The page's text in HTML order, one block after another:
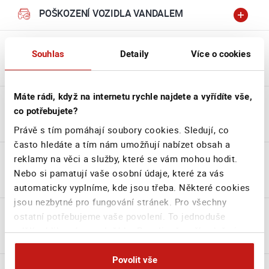
Souhlas Detaily Více o cookies
Máte rádi, když na internetu rychle najdete a vyřídíte vše,
co potřebujete?
Právě s tím pomáhají soubory cookies. Sledují, co
často hledáte a tím nám umožňují nabízet obsah a
reklamy na věci a služby, které se vám mohou hodit.
Nebo si pamatují vaše osobní údaje, které za vás
automaticky vyplníme, kde jsou třeba. Některé cookies
jsou nezbytné pro fungování stránek. Pro všechny
ostatní potřebujeme vaše povolení. To jednoduše
udělíte kliknutím na tlačítko Povolit vše, případně si
můžete zvolit vlastní nastavení. Na základě vašeho
souhlasu můžeme také při sjednání na webu bezpečně
Povolit vše
POŠKOZENÍ VOZIDLA VANDALEM
ÚRAZ
ODCIZENÍ VOZIDLA
POŠKOZENÍ ŽIVLEM
POŠKOZENÍ ZVÍŘETEM